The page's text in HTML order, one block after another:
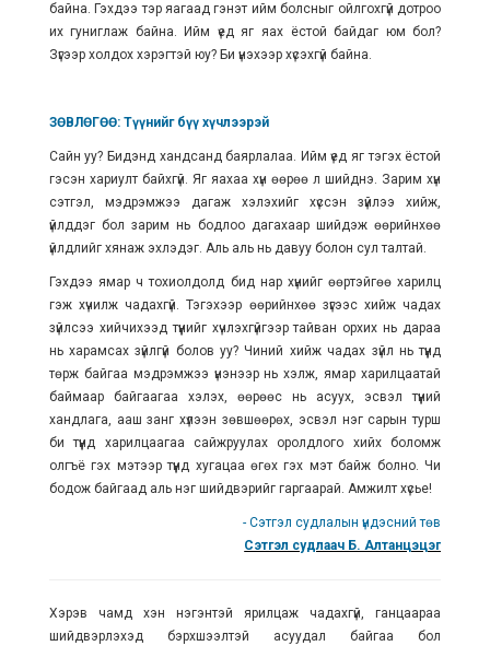
байна. Гэхдээ тэр яагаад гэнэт ийм болсныг ойлгохгүй дотроо
их гуниглаж байна. Ийм үед яг яах ёстой байдаг юм бол?
Зүгээр холдох хэрэгтэй юу? Би үнэхээр хүсэхгүй байна.
ЗӨВЛӨГӨӨ: Түүнийг бүү хүчлээрэй
Сайн уу? Бидэнд хандсанд баярлалаа. Ийм үед яг тэгэх ёстой
гэсэн хариулт байхгүй. Яг яахаа хүн өөрөө л шийднэ. Зарим хүн
сэтгэл, мэдрэмжээ дагаж хэлэхийг хүссэн зүйлээ хийж,
үйлддэг бол зарим нь бодлоо дагахаар шийдэж өөрийнхөө
үйлдлийг хянаж эхлэдэг. Аль аль нь давуу болон сул талтай.
Гэхдээ ямар ч тохиолдолд бид нархүнийг өөртэйгөө харилц
гэж хүчилж чадахгүй. Тэгэхээр өөрийнхөө зүгээс хийж чадах
зүйлсээ хийчихээд түүнийг хүчлэхгүйгээр тайван орхих нь дараа
нь харамсах зүйлгүй болов уу? Чиний хийж чадах зүйл нь түүнд
төрж байгаа мэдрэмжээ үнэнээр нь хэлж, ямар харилцаатай
баймаар байгаагаа хэлэх, өөрөөс нь асуух, эсвэл түүний
хандлага, ааш занг хүлээн зөвшөөрөх, эсвэл нэг сарын турш
би түүнд харилцаагаа сайжруулах оролдлого хийх боломж
олгъё гэх мэтээр түүнд хугацаа өгөх гэх мэт байж болно. Чи
бодож байгаад аль нэг шийдвэрийг гаргаарай. Амжилт хүсье!
- Сэтгэл судлалын үндэсний төв
Сэтгэл судлаач Б. Алтанцэцэг
Хэрэв чамд хэн нэгэнтэй ярилцаж чадахгүй, ганцаараа
шийдвэрлэхэд бэрхшээлтэй асуудал байгаа бол